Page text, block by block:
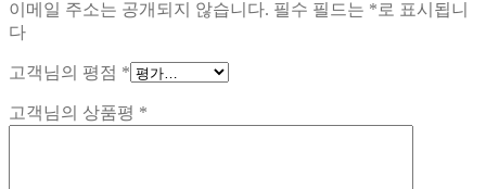
이메일 주소는 공개되지 않습니다. 필수 필드는 * 로 표시됩니
다
고객님의 평점 *
고객님의 상품평 *